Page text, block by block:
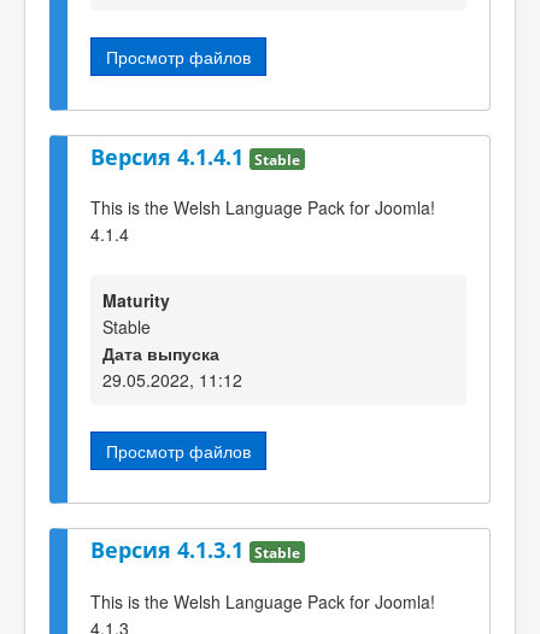
Просмотр файлов
Версия 4.1.4.1 Stable
This is the Welsh Language Pack for Joomla!
4.1.4
Maturity
Stable
Дата выпуска
29.05.2022, 11:12
Просмотр файлов
Версия 4.1.3.1 Stable
This is the Welsh Language Pack for Joomla!
4.1.3